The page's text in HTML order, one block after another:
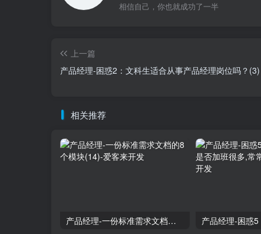
相信自己，你也就成功了一半
上一篇
产品经理-困惑2：文科生适合从事产品经理岗位吗？(3)
相关推荐
产品经理-一份标准需求文档的8个模块(14)